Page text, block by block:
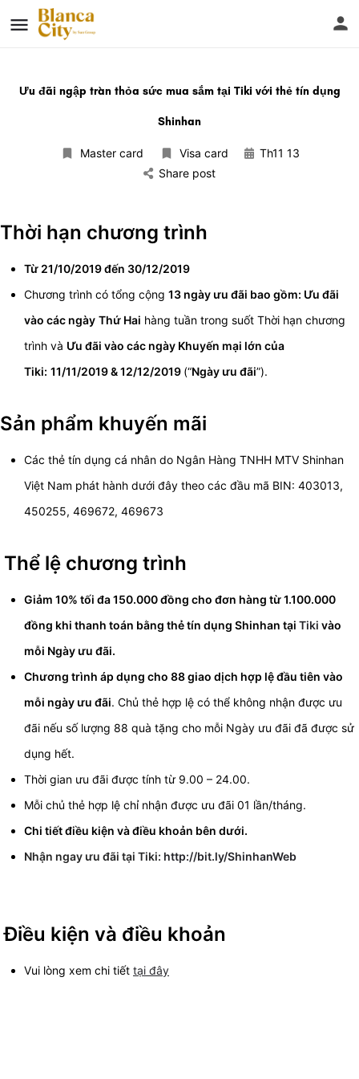
Ưu đãi ngập tràn thỏa sức mua sắm tại Tiki với thẻ tín dụng
Shinhan
Master card Visa card
Th11 13
Share post
Thời hạn chương trình
Từ 21/10/2019 đến 30/12/2019
Chương trình có tổng cộng 13 ngày ưu đãi bao gồm: Ưu đãi
vào các ngày Thứ Hai hàng tuần trong suốt Thời hạn chương
trình và Ưu đãi vào các ngày Khuyến mại lớn của
Tiki: 11/11/2019 & 12/12/2019 (“Ngày ưu đãi”).
Sản phẩm khuyến mãi
Các thẻ tín dụng cá nhân do Ngân Hàng TNHH MTV Shinhan
Việt Nam phát hành dưới đây theo các đầu mã BIN: 403013,
450255, 469672, 469673
Thể lệ chương trình
Giảm 10% tối đa 150.000 đồng cho đơn hàng từ 1.100.000
đồng khi thanh toán bằng thẻ tín dụng Shinhan tại Tiki vào
mỗi Ngày ưu đãi.
Chương trình áp dụng cho 88 giao dịch hợp lệ đầu tiên vào
mỗi ngày ưu đãi. Chủ thẻ hợp lệ có thể không nhận được ưu
đãi nếu số lượng 88 quà tặng cho mỗi Ngày ưu đãi đã được sử
dụng hết.
Thời gian ưu đãi được tính từ 9.00 – 24.00.
Mỗi chủ thẻ hợp lệ chỉ nhận được ưu đãi 01 lần/tháng.
Chi tiết điều kiện và điều khoản bên dưới.
Nhận ngay ưu đãi tại Tiki: http://bit.ly/ShinhanWeb
Điều kiện và điều khoản
Vui lòng xem chi tiết tại đây